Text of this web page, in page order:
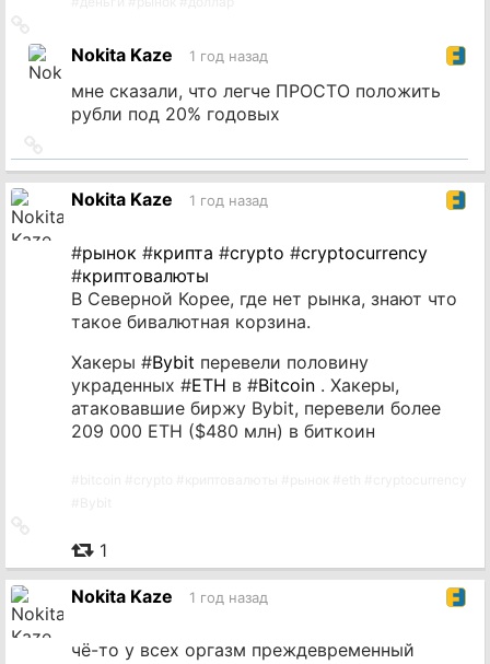
на
источникNokita Kaze 1 год назад
мне сказали, что легче ПРОСТО положить
рубли под 20% годовых
на
источник
Nokita Kaze 1 год назад
#рынок #крипта #crypto #cryptocurrency
#криптовалюты
В Северной Корее, где нет рынка, знают что
такое бивалютная корзина.
Хакеры #Bybit перевели половину
украденных #ETH в #Bitcoin . Хакеры,
атаковавшие биржу Bybit, перевели более
209 000 ETH ($480 млн) в биткоин
источник
1
Nokita Kaze 1 год назад
чё-то у всех оргазм преждевременный